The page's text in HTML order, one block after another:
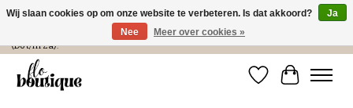
Verzending in NL € 4,99 en gratis bij een bestelling > € 100 of afhalen in de winkel
(Do t/m Za).
Verlanglijst
Wij slaan cookies op om onze website te verbeteren. Is dat akkoord?
Ja
Nee
Meer over cookies »